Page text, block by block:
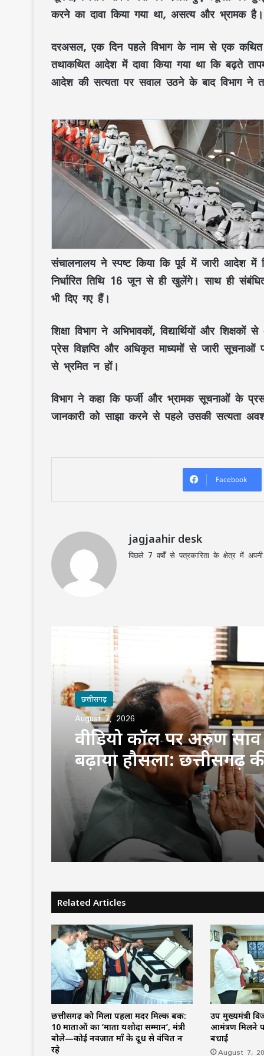
करनेका दावा किया गया था, असत्य और भ्रामक है।
दरअसल, एक दिन पहले विभाग के नाम से एक
तथाकथित आदेश में दावा किया गया था कि बढ़ते
आदेश की सत्यता पर सवाल उठने के बाद विभाग ने
संचालनालय ने स्पष्ट किया किपूर्व में जारी आदेश में
निर्धारित तिथि 16 जूनसे ही खुलेंगे। साथ ही संबंधित
भी दिए गए हैं।
शिक्षा विभाग नेअभिभावकों, विद्यार्थियों और शिक्षकोंसे
प्रेस विज्ञप्ति और अधिकृत माध्यमों से जारी
से भ्रमित न हों।
विभाग ने कहा कि फर्जी और भ्रामक सूचनाओं के
जानकारी को साझा करने से पहले उसकी सत्यता
Facebook
jagjaahir desk
पिछले 7 वर्षों से पत्रकारिता के क्षेत्र में
Read Next
छत्तीसगढ़
August 7, 2026
‘मुस्कुराता बस्तर’ की गूंज
तक: CM साय ने की पहल
कहा—कला से निखरता है
व्यक्तित्व
छत्तीसगढ़
August 7, 2026
वीडियो कॉल पर अरुण
बढ़ाया हौसला: छत्तीसगढ़
बेटियां भारतीय जूनियर
चीन में करेंगी देश का
Related Articles
छत्तीसगढ़ को मिला पहला मदर मिल्क बैंक:
10 माताओं का ‘माता यशोदा सम्मान’, मंत्री
बोले—कोई नवजात माँ के दूध से वंचित न
रहे
उप मुख्यमंत्री
आमंत्रण मिलने
बधाई
August 7,